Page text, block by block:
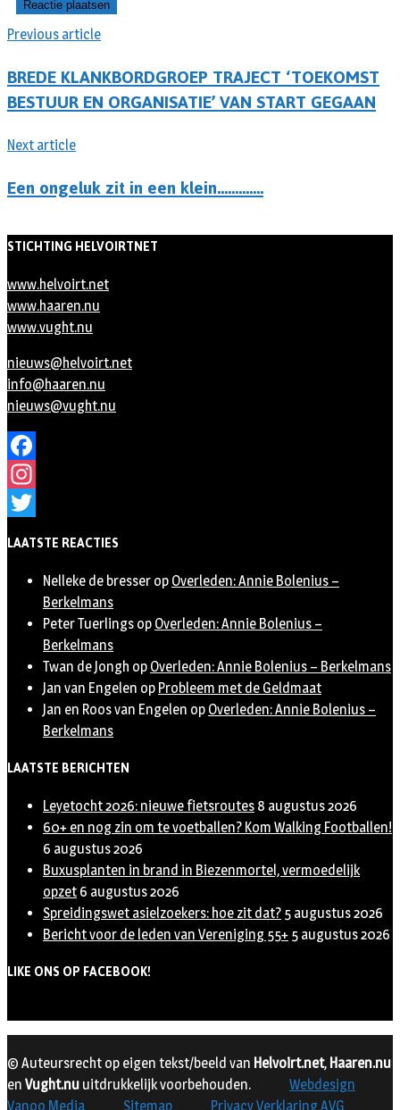
Previous article
BREDE KLANKBORDGROEP TRAJECT ‘TOEKOMST
BESTUUR EN ORGANISATIE’ VAN START GEGAAN
Next article
Een ongeluk zit in een klein………….
STICHTING HELVOIRTNET
www.helvoirt.net
www.haaren.nu
www.vught.nu
nieuws@helvoirt.net
info@haaren.nu
nieuws@vught.nu
Facebook
Instagram
LAATSTE REACTIES
Nelleke de bresser op Overleden: Annie Bolenius –
Berkelmans
Peter Tuerlings op Overleden: Annie Bolenius –
Berkelmans
Twan de Jongh op Overleden: Annie Bolenius – Berkelmans
Jan van Engelen op Probleem met de Geldmaat
Jan en Roos van Engelen op Overleden: Annie Bolenius –
Berkelmans
LAATSTE BERICHTEN
Leyetocht 2026: nieuwe fietsroutes 8 augustus 2026
60+ en nog zin om te voetballen? Kom Walking Footballen!
6 augustus 2026
Buxusplanten in brand in Biezenmortel, vermoedelijk
opzet 6 augustus 2026
Spreidingswet asielzoekers: hoe zit dat? 5 augustus 2026
Bericht voor de leden van Vereniging 55+ 5 augustus 2026
LIKE ONS OP FACEBOOK!
© Auteursrecht op eigen tekst/beeld van Helvoirt.net, Haaren.nu
en Vught.nu uitdrukkelijk voorbehouden.
Webdesign
Vanoo Media
Sitemap Privacy Verklaring AVG